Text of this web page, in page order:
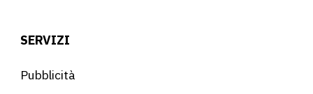
SERVIZI
Pubblicità